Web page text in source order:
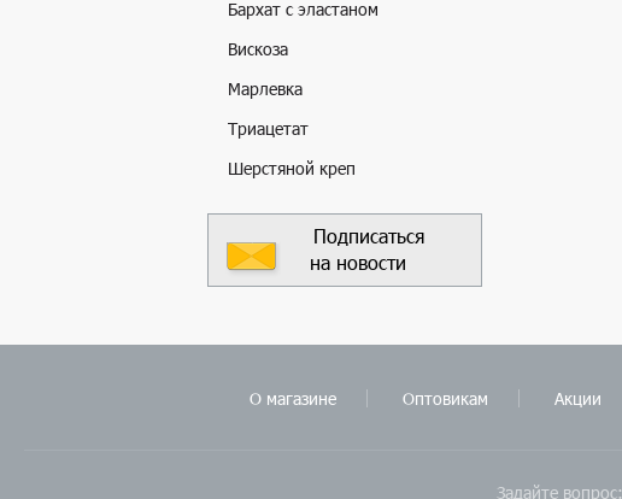
Бархат с эластаном
Вискоза
Марлевка
Триацетат
Шерстяной креп
Подписаться
на новости
О магазине Оптовикам Акции
Задайте вопрос: